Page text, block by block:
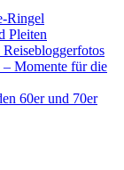
Ringel
Pleiten
– Momente für die
60er und 70er